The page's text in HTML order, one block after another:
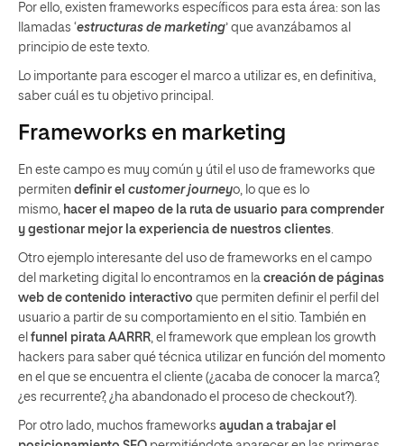
Por ello, existen frameworks específicos para esta área: son las
llamadas ‘estructuras de marketing’ que avanzábamos al
principio de este texto.
Lo importante para escoger el marco a utilizar es, en definitiva,
saber cuál es tu objetivo principal.
Frameworks en marketing
En este campo es muy común y útil el uso de frameworks que
permiten definir el customer journeyo, lo que es lo
mismo, hacer el mapeo de la ruta de usuario para comprender
y gestionar mejor la experiencia de nuestros clientes
Otro ejemplo interesante del uso de frameworks en el campo
del marketing digital lo encontramos en la creación de páginas
web de contenido interactivo que permiten definir el perfil del
usuario a partir de su comportamiento en el sitio. También en
el funnel pirata AARRR , el framework que emplean los growth
hackers para saber qué técnica utilizar en función del momento
en el que se encuentra el cliente (¿acaba de conocer la marca?,
¿es recurrente?, ¿ha abandonado el proceso de checkout?).
Por otro lado, muchos frameworks ayudan a trabajar el